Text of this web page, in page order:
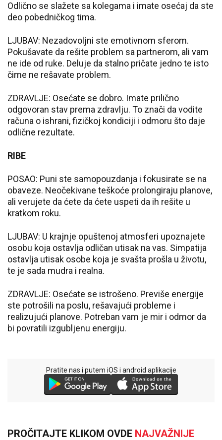
Odlično se slažete sa kolegama i imate osećaj da ste
deo pobedničkog tima.
LJUBAV: Nezadovoljni ste emotivnom sferom.
Pokušavate da rešite problem sa partnerom, ali vam
ne ide od ruke. Deluje da stalno pričate jedno te isto
čime ne rešavate problem.
ZDRAVLJE: Osećate se dobro. Imate prilično
odgovoran stav prema zdravlju. To znači da vodite
računa o ishrani, fizičkoj kondiciji i odmoru što daje
odlične rezultate.
RIBE
POSAO: Puni ste samopouzdanja i fokusirate se na
obaveze. Neočekivane teškoće prolongiraju planove,
ali verujete da ćete da ćete uspeti da ih rešite u
kratkom roku.
LJUBAV: U krajnje opuštenoj atmosferi upoznajete
osobu koja ostavlja odličan utisak na vas. Simpatija
ostavlja utisak osobe koja je svašta prošla u životu,
te je sada mudra i realna.
ZDRAVLJE: Osećate se istrošeno. Previše energije
ste potrošili na poslu, rešavajući probleme i
realizujući planove. Potreban vam je mir i odmor da
bi povratili izgubljenu energiju.
Pratite nas i putem iOS i android aplikacije
PROČITAJTE KLIKOM OVDE NAJVAŽNIJE